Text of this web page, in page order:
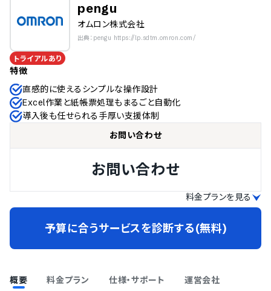
pengu
オムロン株式会社
出典：pengu https://lp.sdtm.omron.com/
トライアルあり
特徴
直感的に使えるシンプルな操作設計
Excel作業と紙帳票処理もまるごと自動化
導入後も任せられる手厚い支援体制
お問い合わせ
お問い合わせ
料金プランを見る
予算に合うサービスを診断する(無料)
概要 料金プラン 仕様・サポート 運営会社